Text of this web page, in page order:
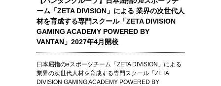
ーム「ZETA DIVISION」による 業界の次世代人
材を育成する専門スクール「ZETA DIVISION
GAMING ACADEMY POWERED BY
VANTAN」2027年4月開校
日本屈指のeスポーツチーム「ZETA DIVISION」による
業界の次世代人材を育成する専門スクール「ZETA
DIVISION GAMING ACADEMY POWERED BY